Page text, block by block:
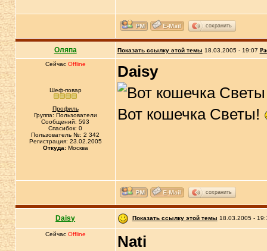
сохранить
Оляпа Показать ссылку этой темы 18.03.2005 - 19:07
Сейчас Offline
Шеф-повар
Профиль
Группа: Пользователи
Сообщений: 593
Спасибок: 0
Пользователь №: 2 342
Регистрация: 23.02.2005
Откуда:Москва
Daisy
Вот кошечка Светы!
сохранить
Daisy Показать ссылку этой темы 18.03.2005 -
Сейчас Offline
Nati